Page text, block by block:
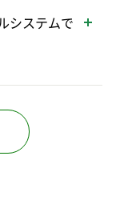
。
システムで